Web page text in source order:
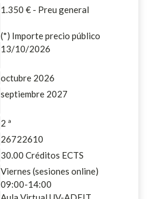
1.350 € - Preu general
(*) Importe precio público
13/10/2026
octubre 2026
septiembre 2027
2 ª
26722610
30.00 Créditos ECTS
Viernes (sesiones online)
09:00-14:00